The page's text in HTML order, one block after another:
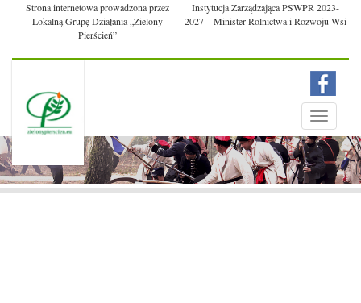
Strona internetowa prowadzona przez
Lokalną Grupę Działania „Zielony
Pierścień”
Instytucja Zarządzająca PSWPR 2023-
2027 – Minister Rolnictwa i Rozwoju Wsi
Toggle
Menu